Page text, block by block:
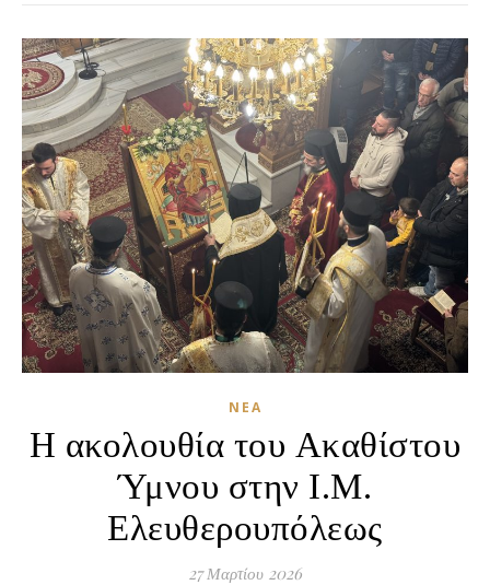
ΝΈΑ
Η ακολουθία του Ακαθίστου
Ύμνου στην Ι.Μ.
Ελευθερουπόλεως
27 Μαρτίου 2026